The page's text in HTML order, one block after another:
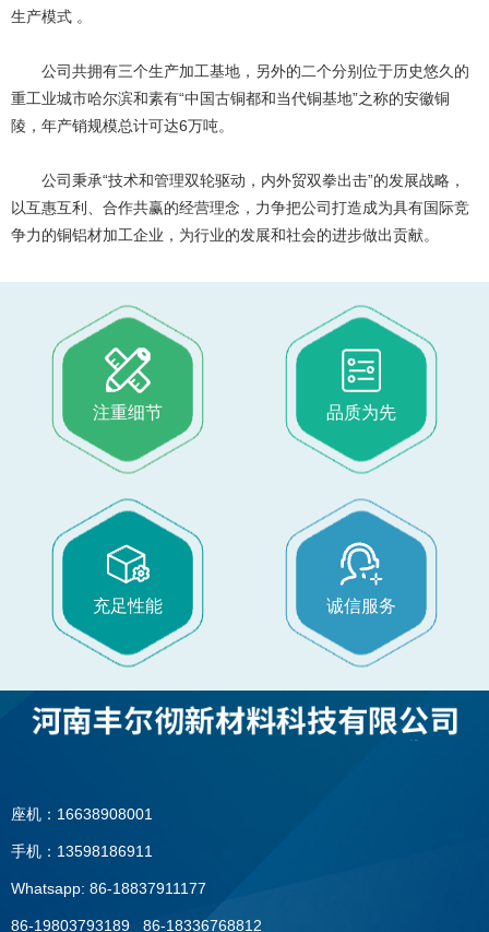
生产模式 。
公司共拥有三个生产加工基地，另外的二个分别位于历史悠久的
重工业城市哈尔滨和素有“中国古铜都和当代铜基地”之称的安徽铜
陵，年产销规模总计可达6万吨。
公司秉承“技术和管理双轮驱动，内外贸双拳出击”的发展战略，
以互惠互利、合作共赢的经营理念，力争把公司打造成为具有国际竞
争力的铜铝材加工企业，为行业的发展和社会的进步做出贡献。
注重细节 品质为先
充足性能 诚信服务
座机：16638908001
手机：13598186911
Whatsapp: 86-18837911177
86-19803793189 86-18336768812